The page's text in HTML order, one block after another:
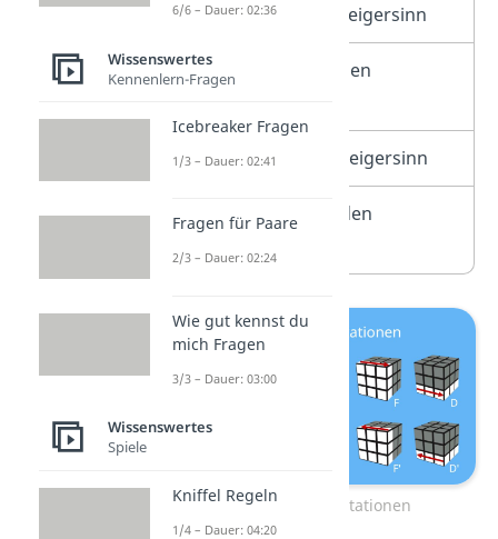
F Vorne im Uhrzeigersinn
F‘
Vorne gegen den
D Unten im Uhrzeigersinn
D‘
Unten gegen den
Zauberwürfel Rotationen
6/6 – Dauer: 02:36
Wissenswertes
Kennenlern-Fragen
Icebreaker Fragen
1/3 – Dauer: 02:41
Fragen für Paare
2/3 – Dauer: 02:24
Wie gut kennst du
mich Fragen
3/3 – Dauer: 03:00
Wissenswertes
Spiele
Kniffel Regeln
1/4 – Dauer: 04:20